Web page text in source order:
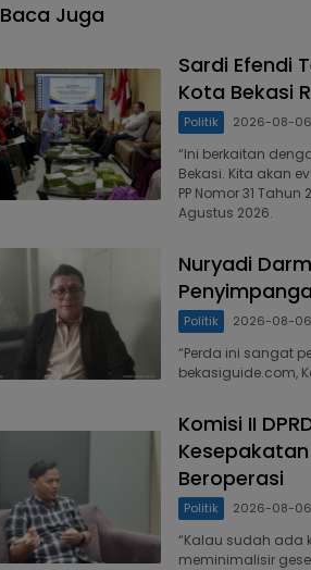
Baca Juga
Sardi Efendi
Kota Bekasi
Politik 2026-08-06
“Ini berkaitan
Bekasi. Kita akan
PP Nomor 31
Agustus 2026.
Nuryadi
Politik 2026-08-06
“Perda ini sangat
bekasiguide.com,
Komisi II
Beroperasi
Politik 2026-08-06
“Kalau sudah ada
meminimalisir